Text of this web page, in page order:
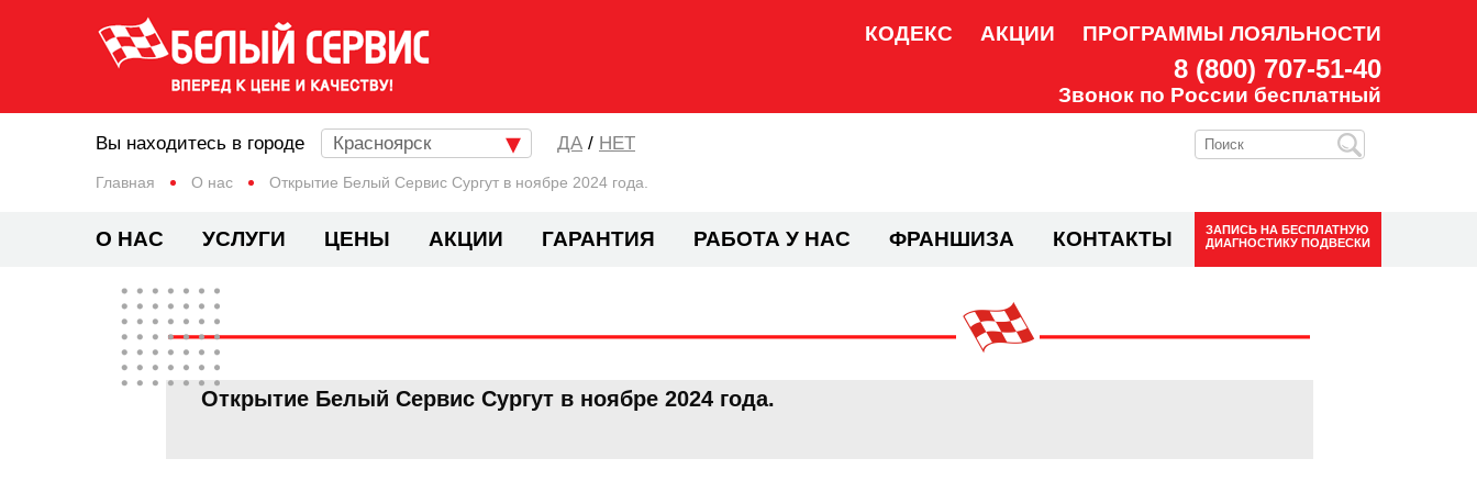
КОДЕКС АКЦИИ ПРОГРАММЫ ЛОЯЛЬНОСТИ
8 (800) 707-51-40
Звонок по России бесплатный
Главная О нас Открытие Белый Сервис Сургут в ноябре 2024 года.
Вы находитесь в городе Красноярск / НЕТ
О НАС УСЛУГИ ЦЕНЫ АКЦИИ ГАРАНТИЯ РАБОТА У НАС ФРАНШИЗА КОНТАКТЫ ЗАПИСЬ НА БЕСПЛАТНУЮ
ДИАГНОСТИКУ ПОДВЕСКИ
Открытие Белый Сервис Сургут в ноябре 2024 года.